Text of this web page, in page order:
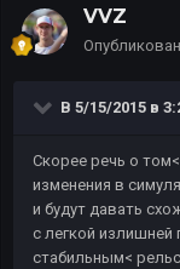
VVZ
В 5/15/2015 в
Скорее речь о
изменения в
и будут давать
с легкой
стабильным<